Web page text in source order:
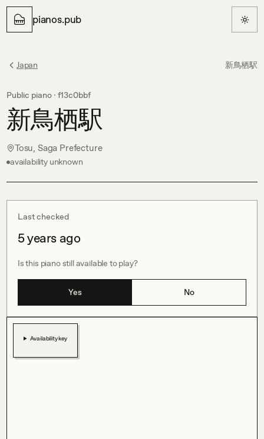
pianos.pub
Japan 新鳥栖駅
Public piano · f13c0bbf
新鳥栖駅
Tosu, Saga Prefecture
availability unknown
Last checked
5 years ago
Is this piano still available to play?
Yes No
Availability key